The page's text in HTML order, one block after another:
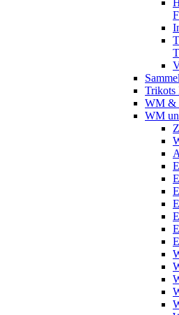
Trikots
WM &
WM